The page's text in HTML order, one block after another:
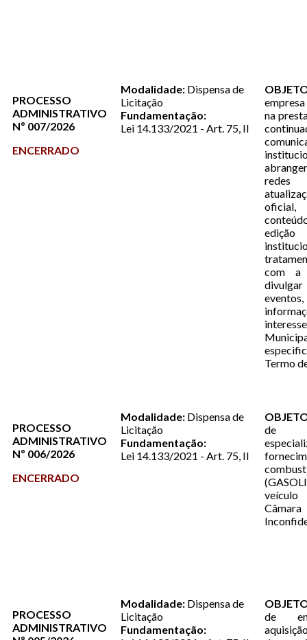
PROCESSO
ADMINISTRATIVO
Nº 007/2026
ENCERRADO
Modalidade: Dispensa de
Licitação
Fundamentação:
Lei 14.133/2021 - Art. 75, II
na
oficial,
com a
Termo
PROCESSO
ADMINISTRATIVO
Nº 006/2026
ENCERRADO
Modalidade: Dispensa de
Licitação
Fundamentação:
Lei 14.133/2021 - Art. 75, II
de
PROCESSO
ADMINISTRATIVO
Modalidade: Dispensa de
Licitação
Fundamentação:
de